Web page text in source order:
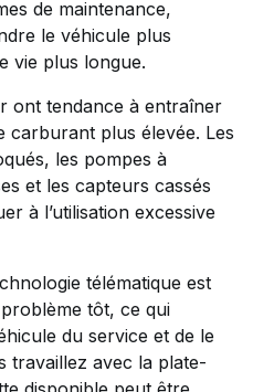
de maintenance,
le véhicule plus
vie plus longue.
ont tendance à entraîner
carburant plus élevée. Les
les pompes à
et les capteurs cassés
à l’utilisation excessive
télématique est
tôt, ce qui
du service et de le
travaillez avec la plate-